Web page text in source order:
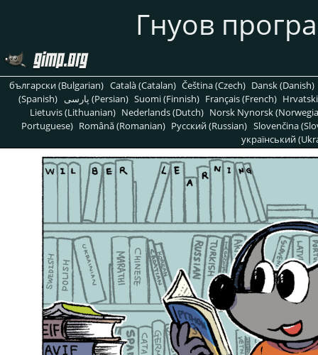
Гнуов
български (Bulgarian) Català (Catalan) Čeština (Czech) Dansk (Danish)
(Spanish)
پارسی (Persian) Suomi (Finnish) Français (French)
Lietuvis (Lithuanian) Nederlands (Dutch) Norsk Nynorsk
Portuguese) Română (Romanian) Pусский (Russian) Slovenčina
український